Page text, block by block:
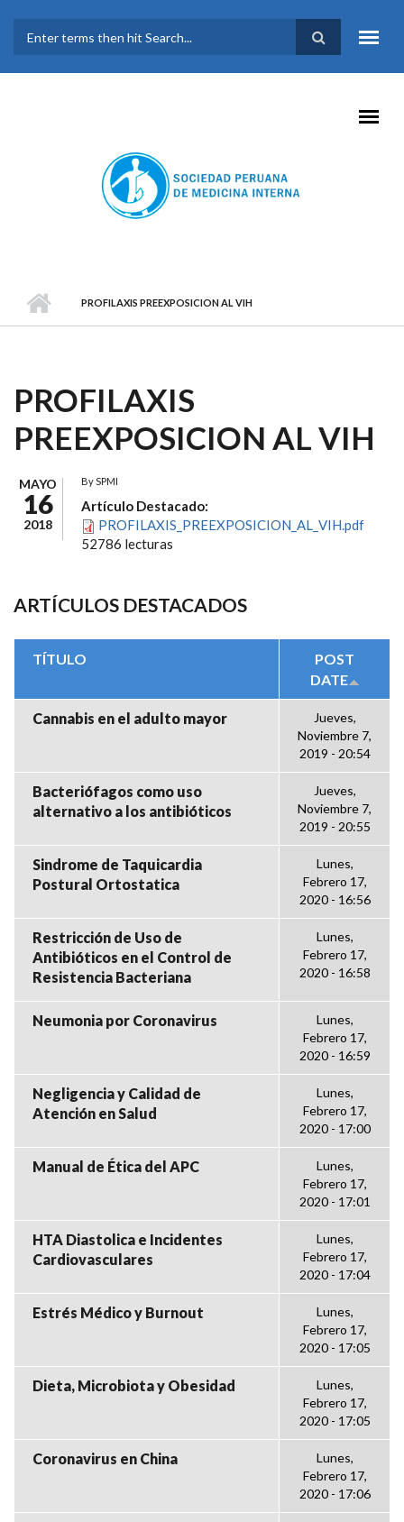
FORMULARIO DE
BÚSQUEDA
PROFILAXIS PREEXPOSICION AL VIH
PROFILAXIS
PREEXPOSICION AL VIH
MAYO
16
2018
BySPMI
Artículo Destacado:
PROFILAXIS_PREEXPOSICION_AL_VIH.pdf
52786 lecturas
ARTÍCULOS DESTACADOS
TÍTULO
POST
DATE
Cannabis en el adulto mayor
Jueves,
Noviembre 7,
2019 - 20:54
Bacteriófagos como uso
alternativo a los antibióticos
Jueves,
Noviembre 7,
2019 - 20:55
Sindrome de Taquicardia
Postural Ortostatica
Lunes,
Febrero 17,
2020 - 16:56
Restricción de Uso de
Antibióticos en el Control de
Resistencia Bacteriana
Lunes,
Febrero 17,
2020 - 16:58
Neumonia por Coronavirus
Lunes,
Febrero 17,
2020 - 16:59
Negligencia y Calidad de
Atención en Salud
Lunes,
Febrero 17,
2020 - 17:00
Manual de Ética del APC
Lunes,
Febrero 17,
2020 - 17:01
HTA Diastolica e Incidentes
Cardiovasculares
Lunes,
Febrero 17,
2020 - 17:04
Estrés Médico y Burnout
Lunes,
Febrero 17,
2020 - 17:05
Dieta, Microbiota y Obesidad
Lunes,
Febrero 17,
2020 - 17:05
Coronavirus en China
Lunes,
Febrero 17,
2020 - 17:06